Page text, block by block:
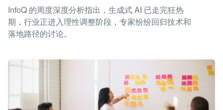
InfoQ 的周度深度分析指出，生成式 AI 已走完狂热
期，行业正进入理性调整阶段，专家纷纷回归技术和
落地路径的讨论。